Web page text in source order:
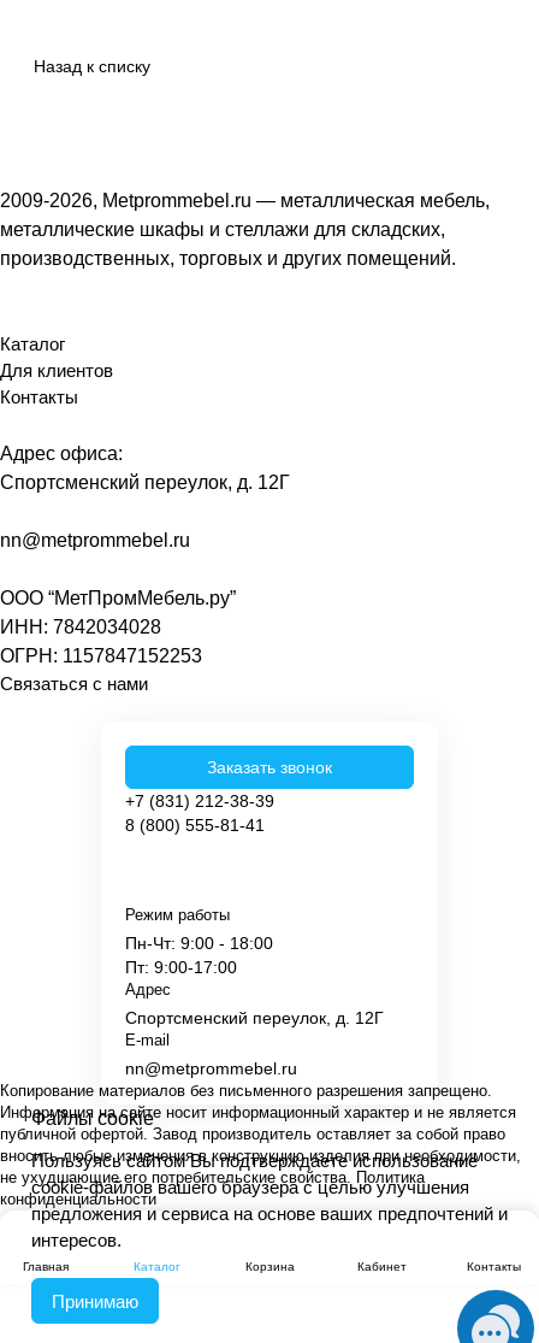
Назад к списку
2009-2026, Metprommebel.ru — металлическая мебель,
металлические шкафы и стеллажи для складских,
производственных, торговых и других помещений.
Каталог
Для клиентов
Контакты
Адрес офиса:
Спортсменский переулок, д. 12Г
nn@metprommebel.ru
ООО “МетПромМебель.ру”
ИНН: 7842034028
ОГРН: 1157847152253
Связаться с нами
8 (800) 555-81-41
+7 (831) 212-38-39
Заказать звонок
E-mail
nn@metprommebel.ru
Адрес
Спортсменский переулок, д. 12Г
Режим работы
Пн-Чт: 9:00 - 18:00
Пт: 9:00-17:00
Копирование материалов без письменного разрешения запрещено.
Информация на сайте носит информационный характер и не является
публичной офертой. Завод производитель оставляет за собой право
вносить любые изменения в конструкцию изделия при необходимости,
не ухудшающие его потребительские свойства. Политика
конфиденциальности
Главная Каталог Корзина Кабинет Контакты
Файлы cookie
Пользуясь сайтом Вы подтверждаете использование
cookie-файлов вашего браузера с целью улучшения
предложения и сервиса на основе ваших предпочтений и
интересов.
Принимаю